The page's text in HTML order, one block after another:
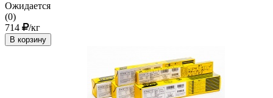
Ожидается
(0)
714
/кг
В корзину